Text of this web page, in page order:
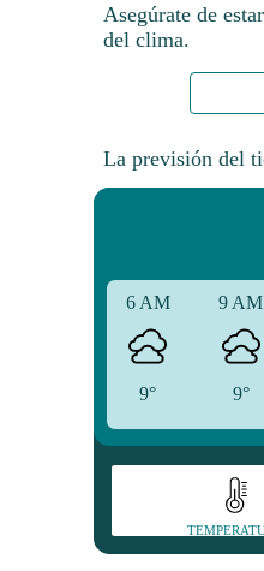
Asegúrate de
del clima.
La previsión del
6 AM
9°
9 AM
9°